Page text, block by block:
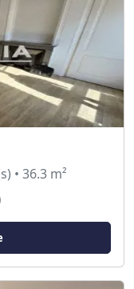
• 36.3 m²